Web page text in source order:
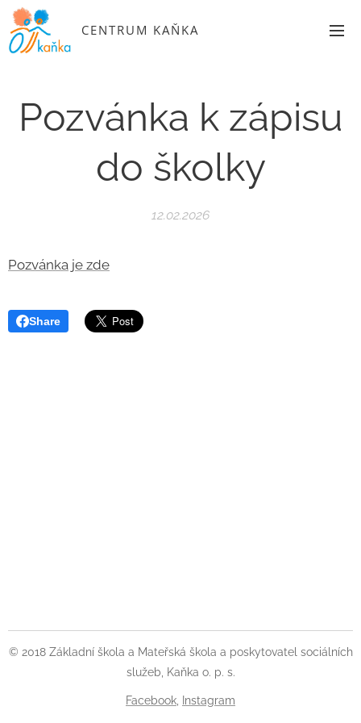
CENTRUM KAŇKA
Pozvánka k zápisu
do školky
12.02.2026
Pozvánka je zde
Share
© 2018 Základní škola a Mateřská škola a poskytovatel sociálních
služeb, Kaňka o. p. s.
Facebook Instagram